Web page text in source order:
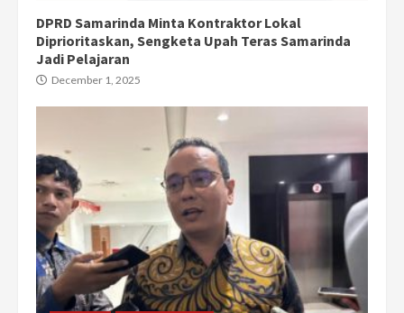
DPRD Samarinda Minta Kontraktor Lokal
Diprioritaskan, Sengketa Upah Teras Samarinda
Jadi Pelajaran
December 1, 2025